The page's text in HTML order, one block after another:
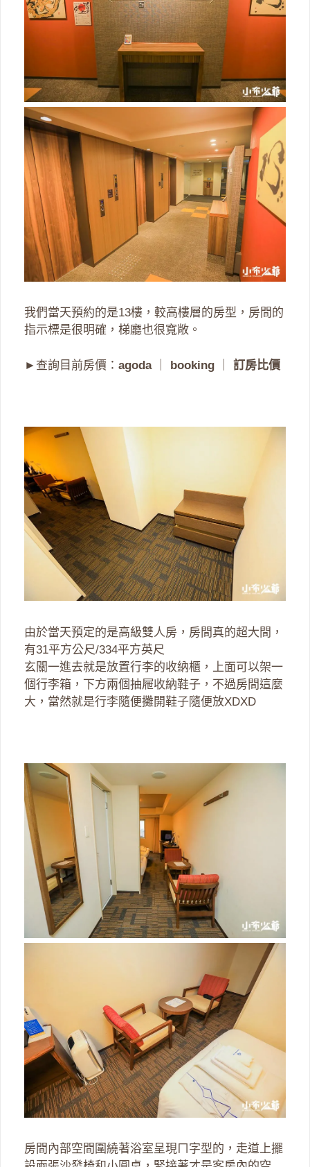
我們當天預約的是13樓，較高樓層的房型，房間的
指示標是很明確，梯廳也很寬敞。
►查詢目前房價： agoda｜ booking 訂房比價
由於當天預定的是高級雙人房，房間真的超大間，
有31平方公尺/334平方英尺
玄關一進去就是放置行李的收納櫃，上面可以架一
個行李箱，下方兩個抽屜收納鞋子，不過房間這麼
大，當然就是行李隨便攤開鞋子隨便放XDXD
房間內部空間圍繞著浴室呈現ㄇ字型的，走道上擺